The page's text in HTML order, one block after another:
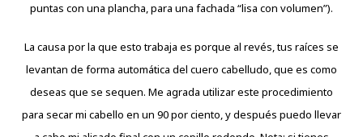
puntas con una plancha, para una fachada “lisa con volumen”).
La causa por la que esto trabaja es porque al revés, tus raíces se
levantan de forma automática del cuero cabelludo, que es como
deseas que se sequen. Me agrada utilizar este procedimiento
para secar mi cabello en un 90 por ciento, y después puedo llevar